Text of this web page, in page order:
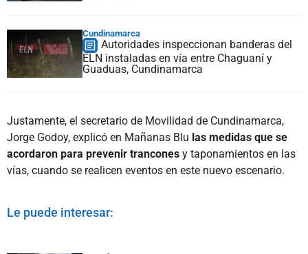
Cundinamarca
Autoridades inspeccionan banderas del
ELN instaladas en vía entre Chaguaní y
Guaduas, Cundinamarca
Justamente, el secretario de Movilidad de Cundinamarca,
Jorge Godoy, explicó en Mañanas Blu las medidas que se
acordaron para prevenir trancones y taponamientos en las
vías, cuando se realicen eventos en este nuevo escenario.
Le puede interesar: